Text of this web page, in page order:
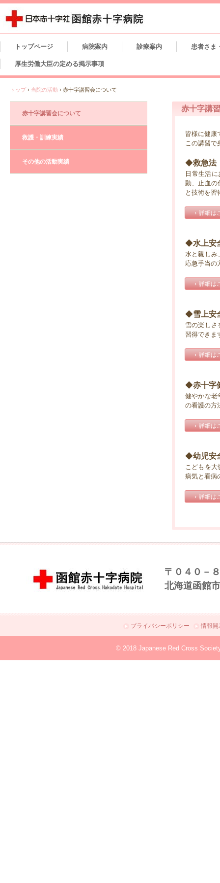
トップページ 病院案内 診療案内 患者さま
厚生労働大臣の定める掲示事項
トップ › 当院の活動 › 赤十字講習会について
赤十字講
皆様に健康
この講習で
◆救急法
日常生活
動、止血の
と技術を習
詳細は
◆水上安
水と親しみ
応急手当の
詳細は
◆雪上安
雪の楽しさ
習得できま
詳細は
◆赤十字
健やかな老
の看護の方
詳細は
◆幼児安
こどもを大
病気と看病
詳細は
赤十字講習会について
救護・訓練実績
その他の活動実績
〒０４０－
北海道函館
プライバシーポリシー 情報開
© 2018 Japanese Red Cross